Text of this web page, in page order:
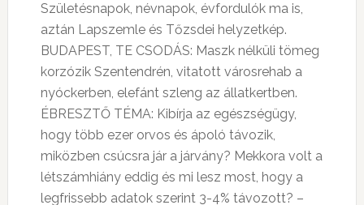
Születésnapok, névnapok, évfordulók ma is,
aztán Lapszemle és Tőzsdei helyzetkép.
BUDAPEST, TE CSODÁS: Maszk nélküli tömeg
korzózik Szentendrén, vitatott városrehab a
nyóckerben, elefánt szleng az állatkertben.
ÉBRESZTŐ TÉMA: Kibírja az egészségügy,
hogy több ezer orvos és ápoló távozik,
miközben csúcsra jár a járvány? Mekkora volt a
létszámhiány eddig és mi lesz most, hogy a
legfrissebb adatok szerint 3-4% távozott? –